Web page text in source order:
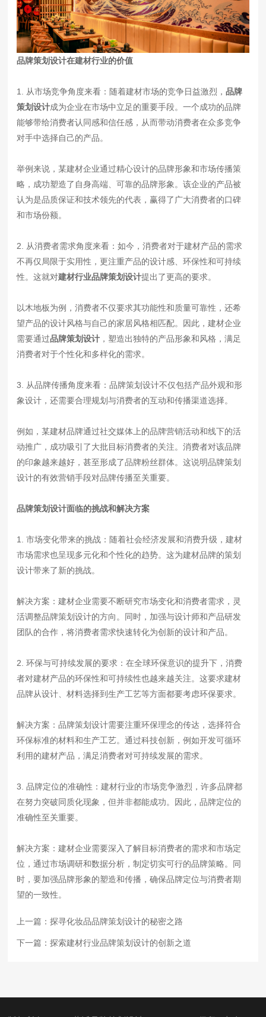
品牌策划设计在建材行业的价值
1. 从市场竞争角度来看：随着建材市场的竞争日益激烈，品牌
策划设计成为企业在市场中立足的重要手段。一个成功的品牌
能够带给消费者认同感和信任感，从而带动消费者在众多竞争
对手中选择自己的产品。
举例来说，某建材企业通过精心设计的品牌形象和市场传播策
略，成功塑造了自身高端、可靠的品牌形象。该企业的产品被
认为是品质保证和技术领先的代表，赢得了广大消费者的口碑
和市场份额。
2. 从消费者需求角度来看：如今，消费者对于建材产品的需求
不再仅局限于实用性，更注重产品的设计感、环保性和可持续
性。这就对建材行业品牌策划设计提出了更高的要求。
以木地板为例，消费者不仅要求其功能性和质量可靠性，还希
望产品的设计风格与自己的家居风格相匹配。因此，建材企业
需要通过品牌策划设计 ，塑造出独特的产品形象和风格，满足
消费者对于个性化和多样化的需求。
3. 从品牌传播角度来看：品牌策划设计不仅包括产品外观和形
象设计，还需要合理规划与消费者的互动和传播渠道选择。
例如，某建材品牌通过社交媒体上的品牌营销活动和线下的活
动推广，成功吸引了大批目标消费者的关注。消费者对该品牌
的印象越来越好，甚至形成了品牌粉丝群体。这说明品牌策划
设计的有效营销手段对品牌传播至关重要。
品牌策划设计面临的挑战和解决方案
1. 市场变化带来的挑战：随着社会经济发展和消费升级，建材
市场需求也呈现多元化和个性化的趋势。这为建材品牌的策划
设计带来了新的挑战。
解决方案：建材企业需要不断研究市场变化和消费者需求，灵
活调整品牌策划设计的方向。同时，加强与设计师和产品研发
团队的合作，将消费者需求快速转化为创新的设计和产品。
2. 环保与可持续发展的要求：在全球环保意识的提升下，消费
者对建材产品的环保性和可持续性也越来越关注。这要求建材
品牌从设计、材料选择到生产工艺等方面都要考虑环保要求。
解决方案：品牌策划设计需要注重环保理念的传达，选择符合
环保标准的材料和生产工艺。通过科技创新，例如开发可循环
利用的建材产品，满足消费者对可持续发展的需求。
3. 品牌定位的准确性：建材行业的市场竞争激烈，许多品牌都
在努力突破同质化现象，但并非都能成功。因此，品牌定位的
准确性至关重要。
解决方案：建材企业需要深入了解目标消费者的需求和市场定
位，通过市场调研和数据分析，制定切实可行的品牌策略。同
时，要加强品牌形象的塑造和传播，确保品牌定位与消费者期
望的一致性。
上一篇：探寻化妆品品牌策划设计的秘密之路
下一篇：探索建材行业品牌策划设计的创新之道